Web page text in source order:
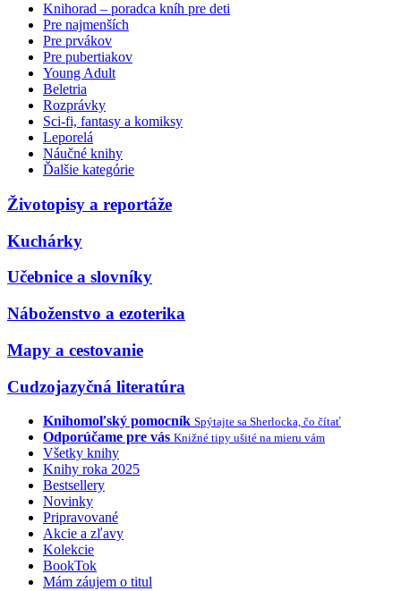
Knihorad – poradca kníh pre deti
Pre najmenších
Pre prvákov
Pre pubertiakov
Young Adult
Beletria
Rozprávky
Sci-fi, fantasy a komiksy
Leporelá
Náučné knihy
Ďalšie kategórie
Životopisy a reportáže
Kuchárky
Učebnice a slovníky
Náboženstvo a ezoterika
Mapy a cestovanie
Cudzojazyčná literatúra
Knihomoľský pomocník Spýtajte sa Sherlocka, čo čítať
Odporúčame pre vás Knižné tipy ušité na mieru vám
Všetky knihy
Knihy roka 2025
Bestsellery
Novinky
Pripravované
Akcie a zľavy
Kolekcie
BookTok
Mám záujem o titul